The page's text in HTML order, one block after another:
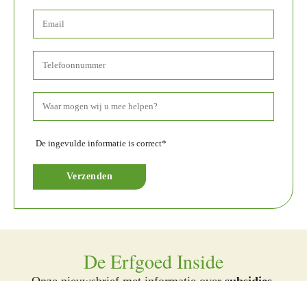
De ingevulde informatie is correct*
De Erfgoed Inside